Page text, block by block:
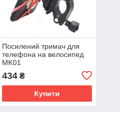
Посилений тримач для
телефона на велосипед
MK01
434₴
Купити